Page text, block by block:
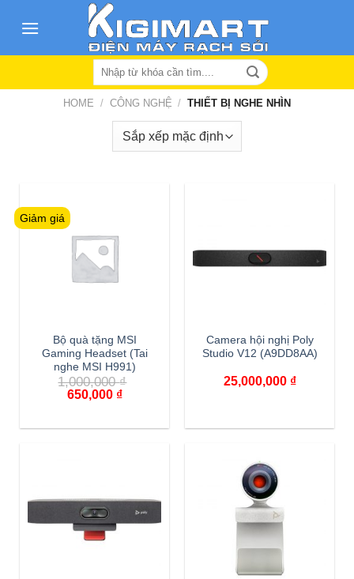
Search
HOME / CÔNG NGHỆ / THIẾT BỊ NGHE NHÌN
Giảm giá
Bộ quà tặng MSI
Gaming Headset (Tai
nghe MSI H991)
1,000,000₫
650,000 ₫
Camera hội nghị Poly
Studio V12 (A9DD8AA)
25,000,000 ₫